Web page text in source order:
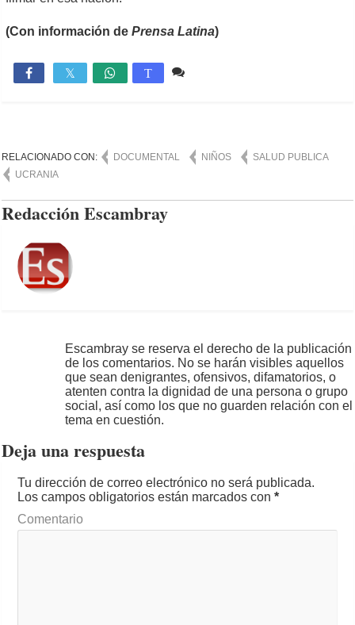
(Con información dePrensa Latina)
 T
RELACIONADO CON: DOCUMENTAL NIÑOS
SALUD PUBLICA
UCRANIA
Redacción Escambray
Escambray se reserva el derecho de la publicación
de los comentarios. No se harán visibles aquellos
que sean denigrantes, ofensivos, difamatorios, o
atenten contra la dignidad de una persona o grupo
social, así como los que no guarden relación con el
tema en cuestión.
Deja una respuesta
Tu dirección de correo electrónico no será publicada.
Los campos obligatorios están marcados con*
Comentario